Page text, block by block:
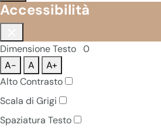
Accessibilità
Dimensione Testo 0
A-
A
A+
Alto Contrasto
Scala di Grigi
Spaziatura Testo